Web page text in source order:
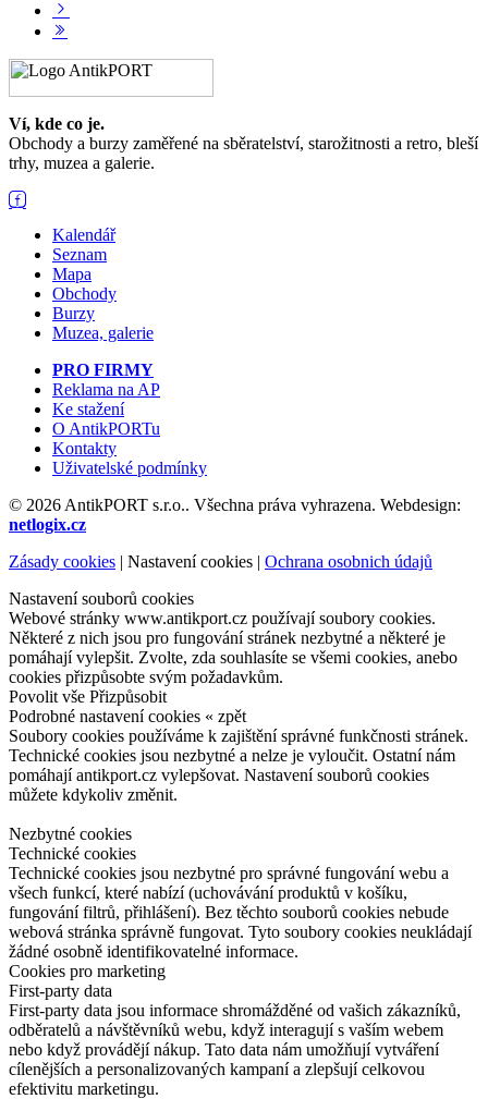
Ví, kde co je.
Obchody a burzy zaměřené na sběratelství, starožitnosti a retro, bleší
trhy, muzea a galerie.
Kalendář
Seznam
Mapa
Obchody
Burzy
Muzea, galerie
PRO FIRMY
Reklama na AP
Ke stažení
O AntikPORTu
Kontakty
Uživatelské podmínky
© 2026 AntikPORT s.r.o.. Všechna práva vyhrazena. Webdesign:
netlogix.cz
Zásady cookies | Nastavení cookies | Ochrana osobnich údajů
Nastavení souborů cookies
Webové stránky www.antikport.cz používají soubory cookies.
Některé z nich jsou pro fungování stránek nezbytné a některé je
pomáhají vylepšit. Zvolte, zda souhlasíte se všemi cookies, anebo
cookies přizpůsobte svým požadavkům.
Povolit vše Přizpůsobit
Podrobné nastavení cookies « zpět
Soubory cookies používáme k zajištění správné funkčnosti stránek.
Technické cookies jsou nezbytné a nelze je vyloučit. Ostatní nám
pomáhají antikport.cz vylepšovat. Nastavení souborů cookies
můžete kdykoliv změnit.
Nezbytné cookies
Technické cookies
Technické cookies jsou nezbytné pro správné fungování webu a
všech funkcí, které nabízí (uchovávání produktů v košíku,
fungování filtrů, přihlášení). Bez těchto souborů cookies nebude
webová stránka správně fungovat. Tyto soubory cookies neukládají
žádné osobně identifikovatelné informace.
Cookies pro marketing
First-party data
First-party data jsou informace shromážděné od vašich zákazníků,
odběratelů a návštěvníků webu, když interagují s vaším webem
nebo když provádějí nákup. Tato data nám umožňují vytváření
cílenějších a personalizovaných kampaní a zlepšují celkovou
efektivitu marketingu.